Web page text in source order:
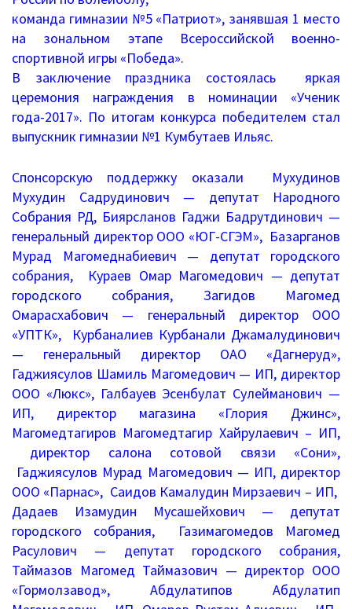
Школа Минпроса России
Школьное питание
Комплексная безопасность
экстремизму
Безопасность дорожного движения
Противодействие коррупции
Повышение качества образования
I. Результаты обучения школьников
II. Практико-ориентированность
школьного образования
III. Управление системой общего
образования
IV. Развитие функциональной
грамотности
V. Ориентация воспитательной работы
ПМПК
Независимая оценка качества
команда гимназии №5 «Патриот», занявшая 1 место
на зональном этапе Всероссийской военно-
спортивной игры «Победа».
В заключение праздника состоялась яркая
церемония награждения в номинации «Ученик
года-2017». По итогам конкурса победителем стал
выпускник гимназии №1 Кумбутаев Ильяс.
Спонсорскую поддержку оказали Мухудинов
Мухудин Садрудинович — депутат Народного
Собрания РД, Биярсланов Гаджи Бадрутдинович —
генеральный директор ООО «ЮГ-СГЭМ», Базарганов
Мурад Магомеднабиевич — депутат городского
собрания, Кураев Омар Магомедович — депутат
городского собрания, Загидов Магомед
Омарасхабович — генеральный директор ООО
«УПТК», Курбаналиев Курбанали Джамалудинович
— генеральный директор ОАО «Дагнеруд»,
Гаджиясулов Шамиль Магомедович — ИП, директор
ООО «Люкс», Галбауев Эсенбулат Сулейманович —
ИП, директор магазина «Глория Джинс»,
Магомедтагиров Магомедтагир Хайрулаевич – ИП,
директор салона сотовой связи «Сони»,
Гаджиясулов Мурад Магомедович — ИП, директор
ООО «Парнас», Саидов Камалудин Мирзаевич – ИП,
Дадаев Изамудин Мусашейхович — депутат
городского собрания, Газимагомедов Магомед
Расулович — депутат городского собрания,
Таймазов Магомед Таймазович — директор ООО
«Гормолзавод», Абдулатипов Абдулатип